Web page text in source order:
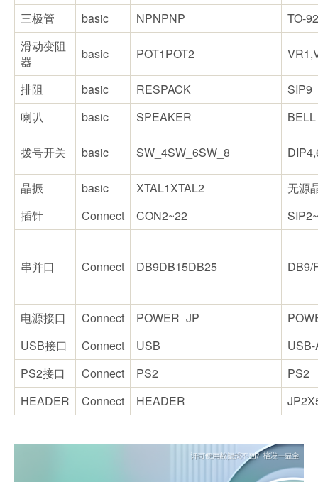
三极管 basic NPNPNP
TO-
滑动变阻
器
basic POT1POT2
排阻 basic RESPACK
SIP9
喇叭
basic SPEAKER BELL
拨号开关 basic SW_4SW_6SW_8
晶振 basic XTAL1XTAL2
无源
插针
Connect CON2~22
串并口 Connect DB9DB15DB25 DB9/
电源接口 Connect POWER_JP
USB接口
Connect USB
PS2接口
Connect PS2
PS2
HEADER
Connect HEADER